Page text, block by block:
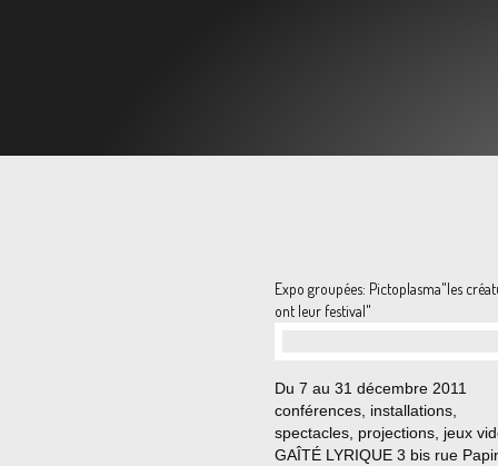
Expo groupées: Pictoplasma"les
ont leur festival"
Du 7 au 31 décembre 2011
conférences, installations,
spectacles, projections, jeux
GAÎTÉ LYRIQUE 3 bis rue